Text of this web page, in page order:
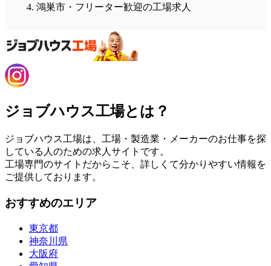
鴻巣市・フリーター歓迎の工場求人
ジョブハウス工場とは？
ジョブハウス工場は、工場・製造業・メーカーのお仕事を探
している人のための求人サイトです。
工場専門のサイトだからこそ、詳しくて分かりやすい情報を
ご提供しております。
おすすめのエリア
東京都
神奈川県
大阪府